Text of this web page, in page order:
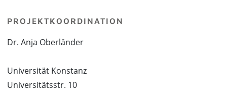
PROJEKTKOORDINATION
Dr. Anja Oberländer
Universität Konstanz
Universitätsstr. 10